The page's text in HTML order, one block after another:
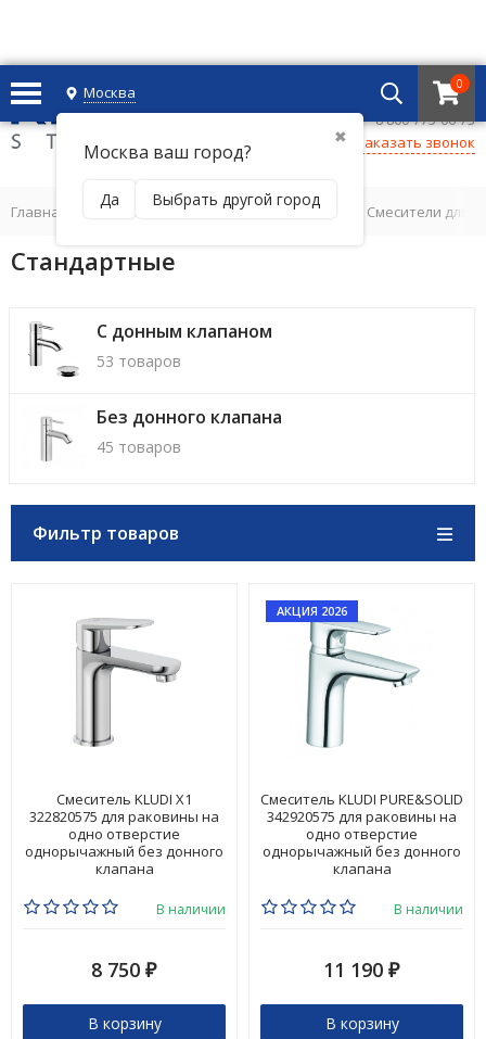
Москва
✖
Москва ваш город?
Да Выбрать другой город
0
+7 495 221 69 55
8 800-775-06-73
Заказать звонок
Главная СМЕСИТЕЛИ ДЛЯ ВАННОЙ КОМНАТЫ Смесители для
Стандартные
С донным клапаном
53 товаров
Без донного клапана
45 товаров
Фильтр товаров
Смеситель KLUDI X1
322820575 для раковины на
одно отверстие
однорычажный без донного
клапана
В наличии
8 750 ₽
В корзину
АКЦИЯ 2026
Смеситель KLUDI PURE&SOLID
342920575 для раковины на
одно отверстие
однорычажный без донного
клапана
В наличии
11 190 ₽
В корзину